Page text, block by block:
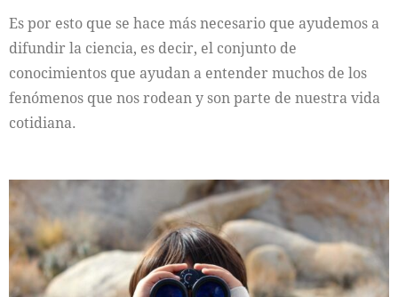
Es por esto que se hace más necesario que ayudemos a
difundir la ciencia, es decir, el conjunto de
conocimientos que ayudan a entender muchos de los
fenómenos que nos rodean y son parte de nuestra vida
cotidiana.